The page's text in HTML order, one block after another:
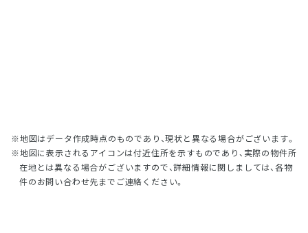
地図はデータ作成時点のものであり、現状と異なる場合がございます。
地図に表示されるアイコンは付近住所を示すものであり、実際の物件所
在地とは異なる場合がございますので、詳細情報に関しましては、各物
件のお問い合わせ先までご連絡ください。